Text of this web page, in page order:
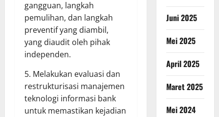
gangguan, langkah
pemulihan, dan langkah
preventif yang diambil,
yang diaudit oleh pihak
independen.
5. Melakukan evaluasi dan
restrukturisasi manajemen
teknologi informasi bank
untuk memastikan kejadian
Juni 2025
Mei 2025
April 2025
Maret 2025
Mei 2024